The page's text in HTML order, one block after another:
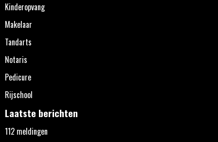
Kinderopvang
Makelaar
Tandarts
Notaris
Pedicure
Rijschool
Laatste berichten
112 meldingen